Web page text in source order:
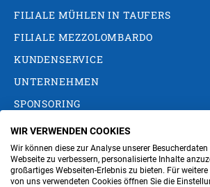
FILIALE MÜHLEN IN TAUFERS
FILIALE MEZZOLOMBARDO
KUNDENSERVICE
UNTERNEHMEN
SPONSORING
AGB Privacy Policy
Impressum
Cookie-Einstellungen ändern
WIR VERWENDEN COOKIES
Wir können diese zur Analyse unserer
Webseite zu verbessern, personalisierte Inhalte
großartiges Webseiten-Erlebnis zu bieten. Für
von uns verwendeten Cookies öffnen Sie die